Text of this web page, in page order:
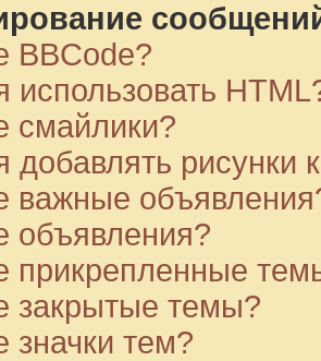
BBCode?
использовать
смайлики?
добавлять рисунки
важные
объявления?
прикрепленные
закрытые темы?
значки тем?